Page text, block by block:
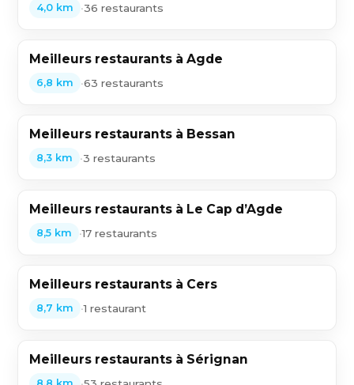
4,0 km •36 restaurants
Meilleurs restaurants à Agde
6,8 km •63 restaurants
Meilleurs restaurants à Bessan
8,3 km •3 restaurants
Meilleurs restaurants à Le Cap d’Agde
8,5 km •17 restaurants
Meilleurs restaurants à Cers
8,7 km •1 restaurant
Meilleurs restaurants à Sérignan